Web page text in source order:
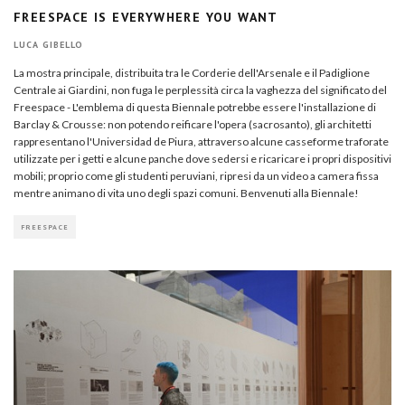
FREESPACE IS EVERYWHERE YOU WANT
LUCA GIBELLO
La mostra principale, distribuita tra le Corderie dell'Arsenale e il Padiglione
Centrale ai Giardini, non fuga le perplessità circa la vaghezza del significato del
Freespace - L'emblema di questa Biennale potrebbe essere l'installazione di
Barclay & Crousse: non potendo reificare l'opera (sacrosanto), gli architetti
rappresentano l'Universidad de Piura, attraverso alcune casseforme traforate
utilizzate per i getti e alcune panche dove sedersi e ricaricare i propri dispositivi
mobili; proprio come gli studenti peruviani, ripresi da un video a camera fissa
mentre animano di vita uno degli spazi comuni. Benvenuti alla Biennale!
FREESPACE